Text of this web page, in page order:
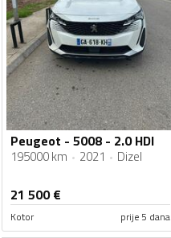
Peugeot - 5008 - 2.0 HDI
195000 km 2021 Dizel
21 500€
Kotor prije 5 dana